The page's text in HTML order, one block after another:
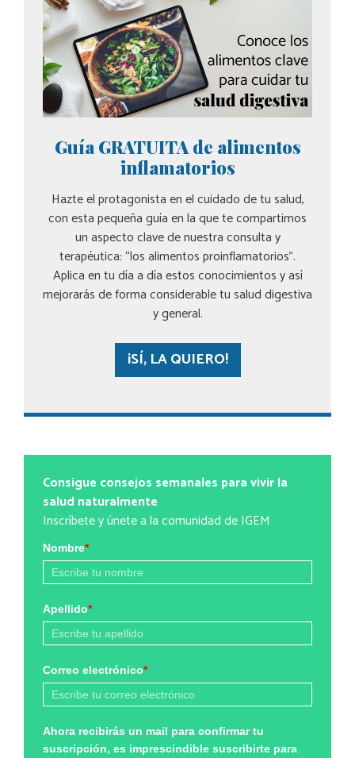
Guía GRATUITA de alimentos
inflamatorios
Hazte el protagonista en el cuidado de tu salud,
con esta pequeña guía en la que te compartimos
un aspecto clave de nuestra consulta y
terapéutica: “los alimentos proinflamatorios”.
Aplica en tu día a día estos conocimientos y así
mejorarás de forma considerable tu salud digestiva
y general.
¡SÍ, LA QUIERO!
Consigue consejos semanales para vivir la
salud naturalmente
Inscríbete y únete a la comunidad de IGEM
Nombre*
Apellido*
Correo electrónico*
Ahora recibirás un mail para confirmar tu
suscripción, es imprescindible suscribirte para